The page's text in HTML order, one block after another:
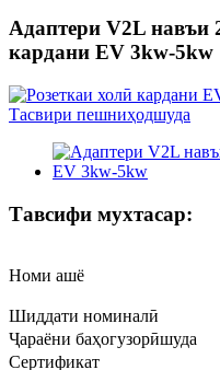
Адаптери V2L навъи
кардани EV 3kw-5kw
Тавсифи мухтасар:
Номи ашё
Шиддати номиналӣ
Ҷараёни баҳогузорӣшуда
Сертификат